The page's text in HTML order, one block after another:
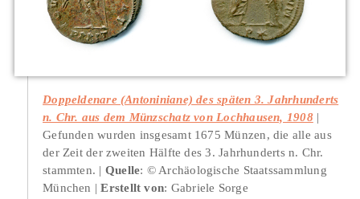
Doppeldenare (Antoniniane) des späten 3. Jahrhunderts
n. Chr. aus dem Münzschatz von Lochhausen, 1908
Gefunden wurden insgesamt 1675 Münzen, die alle aus
der Zeit der zweiten Hälfte des 3. Jahrhunderts n. Chr.
stammten.
Quelle: © Archäologische Staatssammlung
München
Erstellt von: Gabriele Sorge